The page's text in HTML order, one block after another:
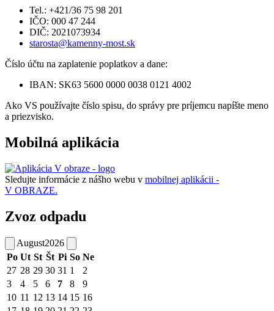
Tel.: +421/36 75 98 201
IČO: 000 47 244
DIČ: 2021073934
starosta@kamenny-most.sk
Číslo účtu na zaplatenie poplatkov a dane:
IBAN: SK63 5600 0000 0038 0121 4002
Ako VS používajte číslo spisu, do správy pre príjemcu napíšte meno
a priezvisko.
Mobilná aplikácia
Sledujte informácie z nášho webu v mobilnej aplikácii -
V OBRAZE.
Zvoz odpadu
August2026
Po Ut St Št Pi So Ne
27 28 29 30 31 1
2
3
4 5 6 7 8
9
10 11 12 13 14 15 16